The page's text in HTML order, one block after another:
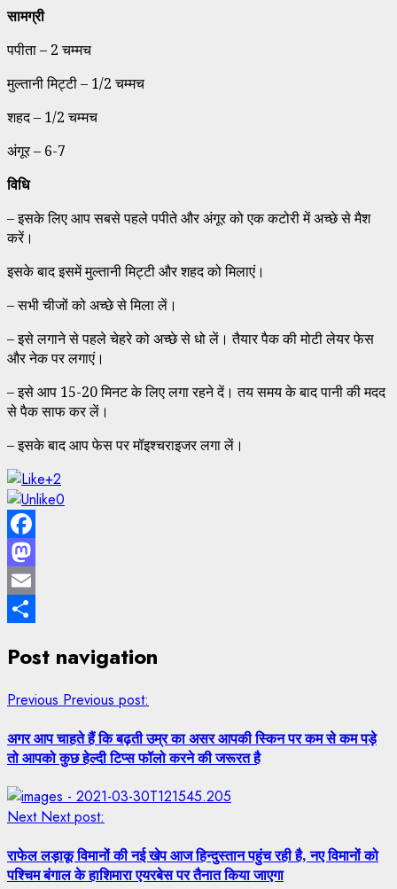
सामग्री
पपीता – 2 चम्मच
मुल्तानी मिट्टी – 1/2 चम्मच
शहद – 1/2 चम्मच
अंगूर – 6-7
विधि
– इसके लिए आप सबसे पहले पपीते और अंगूर को एक कटोरी में अच्छे से मैश
करें।
इसके बाद इसमें मुल्तानी मिट्टी और शहद को मिलाएं।
– सभी चीजों को अच्छे से मिला लें।
– इसे लगाने से पहले चेहरे को अच्छे से धो लें। तैयार पैक की मोटी लेयर फेस
और नेक पर लगाएं।
– इसे आप 15-20 मिनट के लिए लगा रहने दें। तय समय के बाद पानी की मदद
से पैक साफ कर लें।
– इसके बाद आप फेस पर मॉइश्चराइजर लगा लें।
+2
0
Facebook
Mastodon
Email
Post navigation
Previous Previous post:
अगर आप चाहते हैं कि बढ़ती उम्र का असर आपकी स्‍क‍िन पर कम से कम पड़े
तो आपको कुछ हेल्‍दी ट‍िप्‍स फॉलो करने की जरूरत है
Next Next post:
राफेल लड़ाकू विमानों की नई खेप आज हिन्दुस्तान पहुंच रही है, नए विमानों को
पश्चिम बंगाल के हाशिमारा एयरबेस पर तैनात किया जाएगा